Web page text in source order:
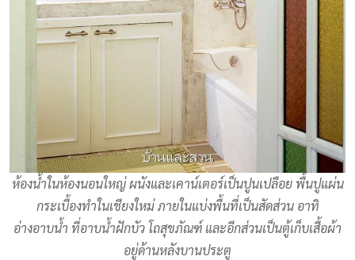
ห้องน้ำในห้องนอนใหญ่ ผนังและเคาน์เตอร์เป็นปูนเปลือย พื้นปูแผ่น
กระเบื้องทำในเชียงใหม่ ภายในแบ่งพื้นที่เป็นสัดส่วน อาทิ
อ่างอาบน้ำ ที่อาบน้ำฝักบัว โถสุขภัณฑ์ และอีกส่วนเป็นตู้เก็บเสื้อผ้า
อยู่ด้านหลังบานประตู